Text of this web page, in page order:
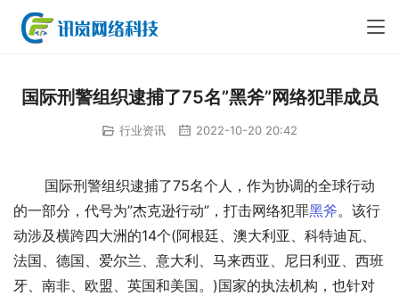
国际刑警组织逮捕了75名”黑斧”网络犯罪成员
行业资讯 2022-10-20 20:42
的一部分，代号为”杰克逊行动”，打击网络犯罪黑斧。该行
动涉及横跨四大洲的14个(阿根廷、澳大利亚、科特迪瓦、
法国、德国、爱尔兰、意大利、马来西亚、尼日利亚、西班
牙、南非、欧盟、英国和美国。)国家的执法机构，也针对